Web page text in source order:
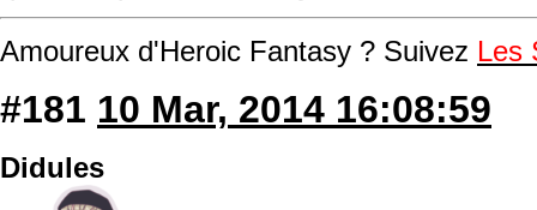
Amoureux d'Heroic Fantasy ? Suivez Les
#181 10 Mar, 2014 16:08:59
Didules